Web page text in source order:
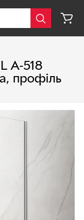
A-518
профіль